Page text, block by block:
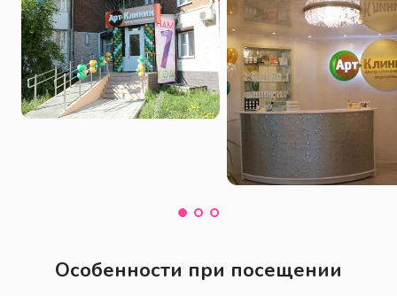
косметология,лазерная
косметология,медицинская
косметология,аппаратная
косметология) , Оплата картой , Wi-Fi ,
Косметология для мужчин , Для
фигуры(пилинг,обёртывание) ,
Подарочный сертификат , Врачи и
Косметология , медцентр, клиника
Особенности при посещении